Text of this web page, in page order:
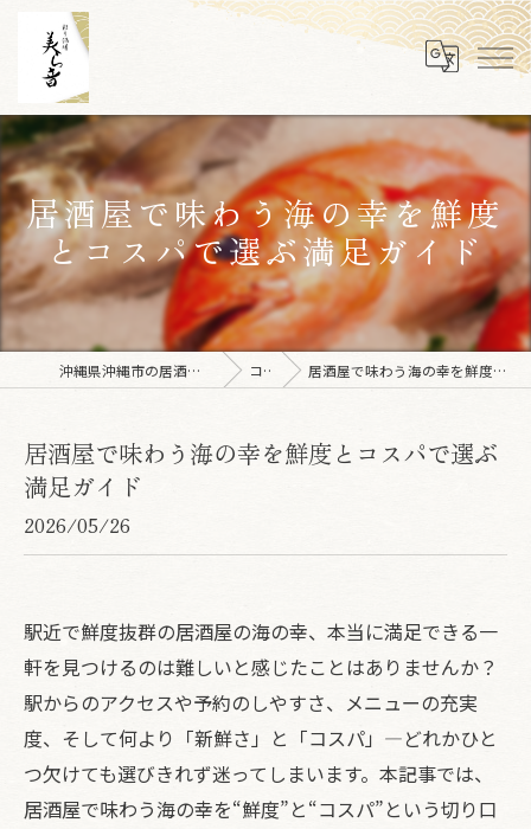
居酒屋で味わう海の幸を鮮度
とコスパで選ぶ満足ガイド
沖縄県沖縄市の居酒屋なら彩り酒場 美ら音 コラム 居酒屋で味わう海の幸を鮮度とコスパで選ぶ満足ガイド
居酒屋で味わう海の幸を鮮度とコスパで選ぶ
満足ガイド
2026/05/26
駅近で鮮度抜群の居酒屋の海の幸、本当に満足できる一
軒を見つけるのは難しいと感じたことはありませんか？
駅からのアクセスや予約のしやすさ、メニューの充実
度、そして何より「新鮮さ」と「コスパ」―どれかひと
つ欠けても選びきれず迷ってしまいます。本記事では、
居酒屋で味わう海の幸を“鮮度”と“コスパ”という切り口